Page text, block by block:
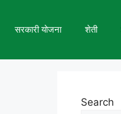
सरकारी योजना शेती
Search